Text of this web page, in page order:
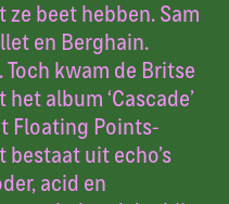
beet hebben. Sam
en Berghain.
kwam de Britse
album ‘Cascade’
Floating Points-
uit echo’s
acid en